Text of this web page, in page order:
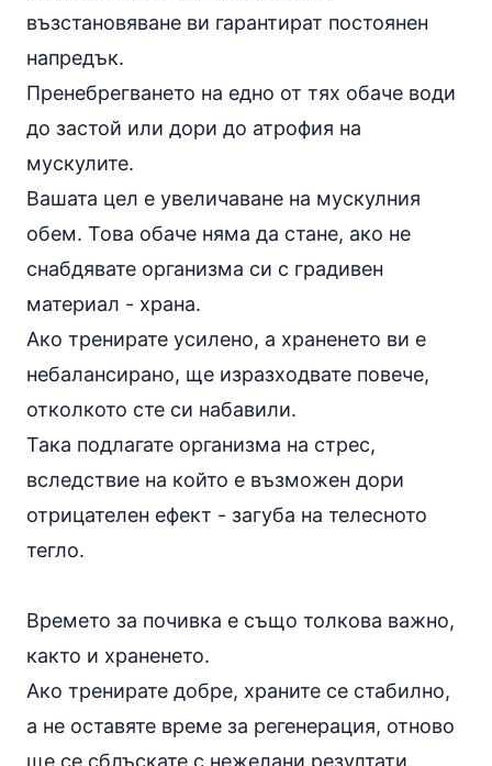
възстановяване ви гарантират постоянен
напредък.
Пренебрегването на едно от тях обаче води
до застой или дори до атрофия на
мускулите.
Вашата цел е увеличаване на мускулния
обем. Това обаче няма да стане, ако не
снабдявате организма си с градивен
материал - храна.
Ако тренирате усилено, а храненето ви е
небалансирано, ще изразходвате повече,
отколкото сте си набавили.
Така подлагате организма на стрес,
вследствие на който е възможен дори
отрицателен ефект - загуба на телесното
тегло.
Времето за почивка е също толкова важно,
както и храненето.
Ако тренирате добре, храните се стабилно,
а не оставяте време за регенерация, отново
ще се сблъскате с нежелани резултати.